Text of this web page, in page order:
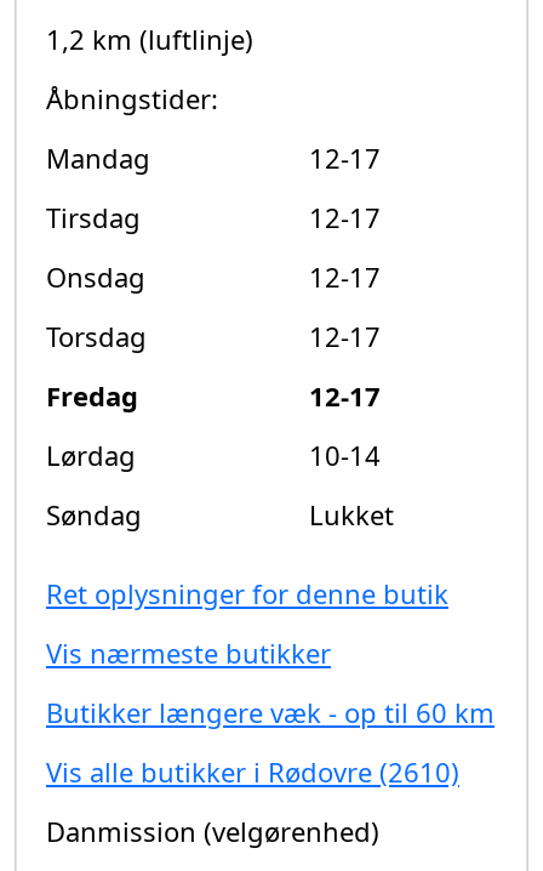
1,2 km (luftlinje)
Åbningstider:
Mandag
12-17
Tirsdag
12-17
Onsdag
12-17
Torsdag
12-17
Fredag
12-17
Lørdag
10-14
Søndag
Lukket
Ret oplysninger for denne butik
Vis nærmeste butikker
Butikker længere væk - op til 60 km
Vis alle butikker i Rødovre (2610)
Danmission (velgørenhed)